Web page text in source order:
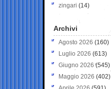
zingari (14)
Archivi
Agosto 2026 (160)
Luglio 2026 (613)
Giugno 2026 (545)
Maggio 2026 (402)